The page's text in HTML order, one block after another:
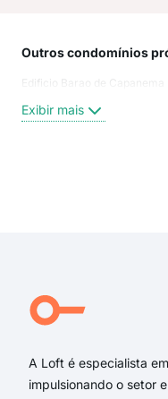
Outros condomínios
Edificio Barao de Capanema
Exibir mais
A Loft é especialista
impulsionando o setor